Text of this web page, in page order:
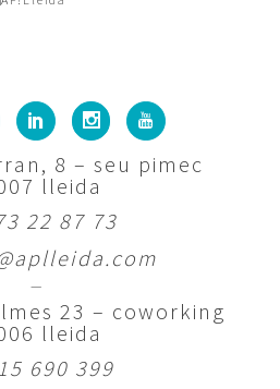
8 – seu pimec
lleida
22 87 73
—
23 – coworking
lleida
690 399